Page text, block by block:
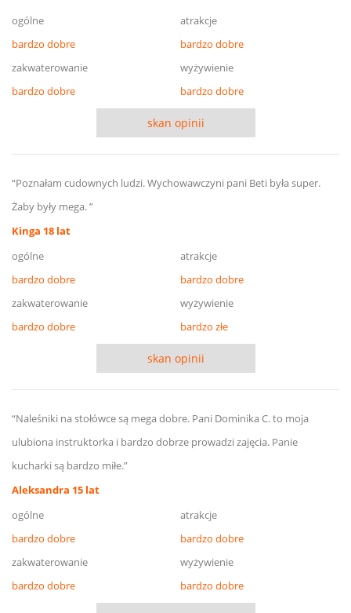
ogólne
bardzo dobre
atrakcje
bardzo dobre
zakwaterowanie
bardzo dobre
wyżywienie
bardzo dobre
skan opinii
“Poznałam cudownych ludzi. Wychowawczyni pani Beti była super.
Żaby były mega. ”
Kinga 18 lat
ogólne
bardzo dobre
atrakcje
bardzo dobre
zakwaterowanie
bardzo dobre
wyżywienie
bardzo złe
skan opinii
“Naleśniki na stołówce są mega dobre. Pani Dominika C. to moja
ulubiona instruktorka i bardzo dobrze prowadzi zajęcia. Panie
kucharki są bardzo miłe.”
Aleksandra 15 lat
ogólne
bardzo dobre
atrakcje
bardzo dobre
zakwaterowanie
bardzo dobre
wyżywienie
bardzo dobre